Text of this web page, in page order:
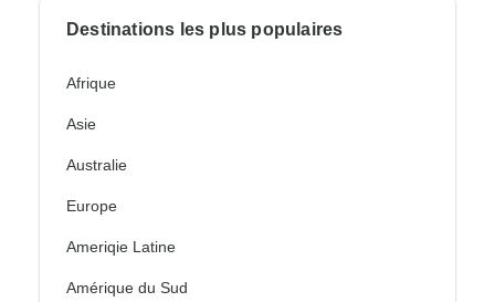
Destinations les plus populaires
Afrique
Asie
Australie
Europe
Ameriqie Latine
Amérique du Sud